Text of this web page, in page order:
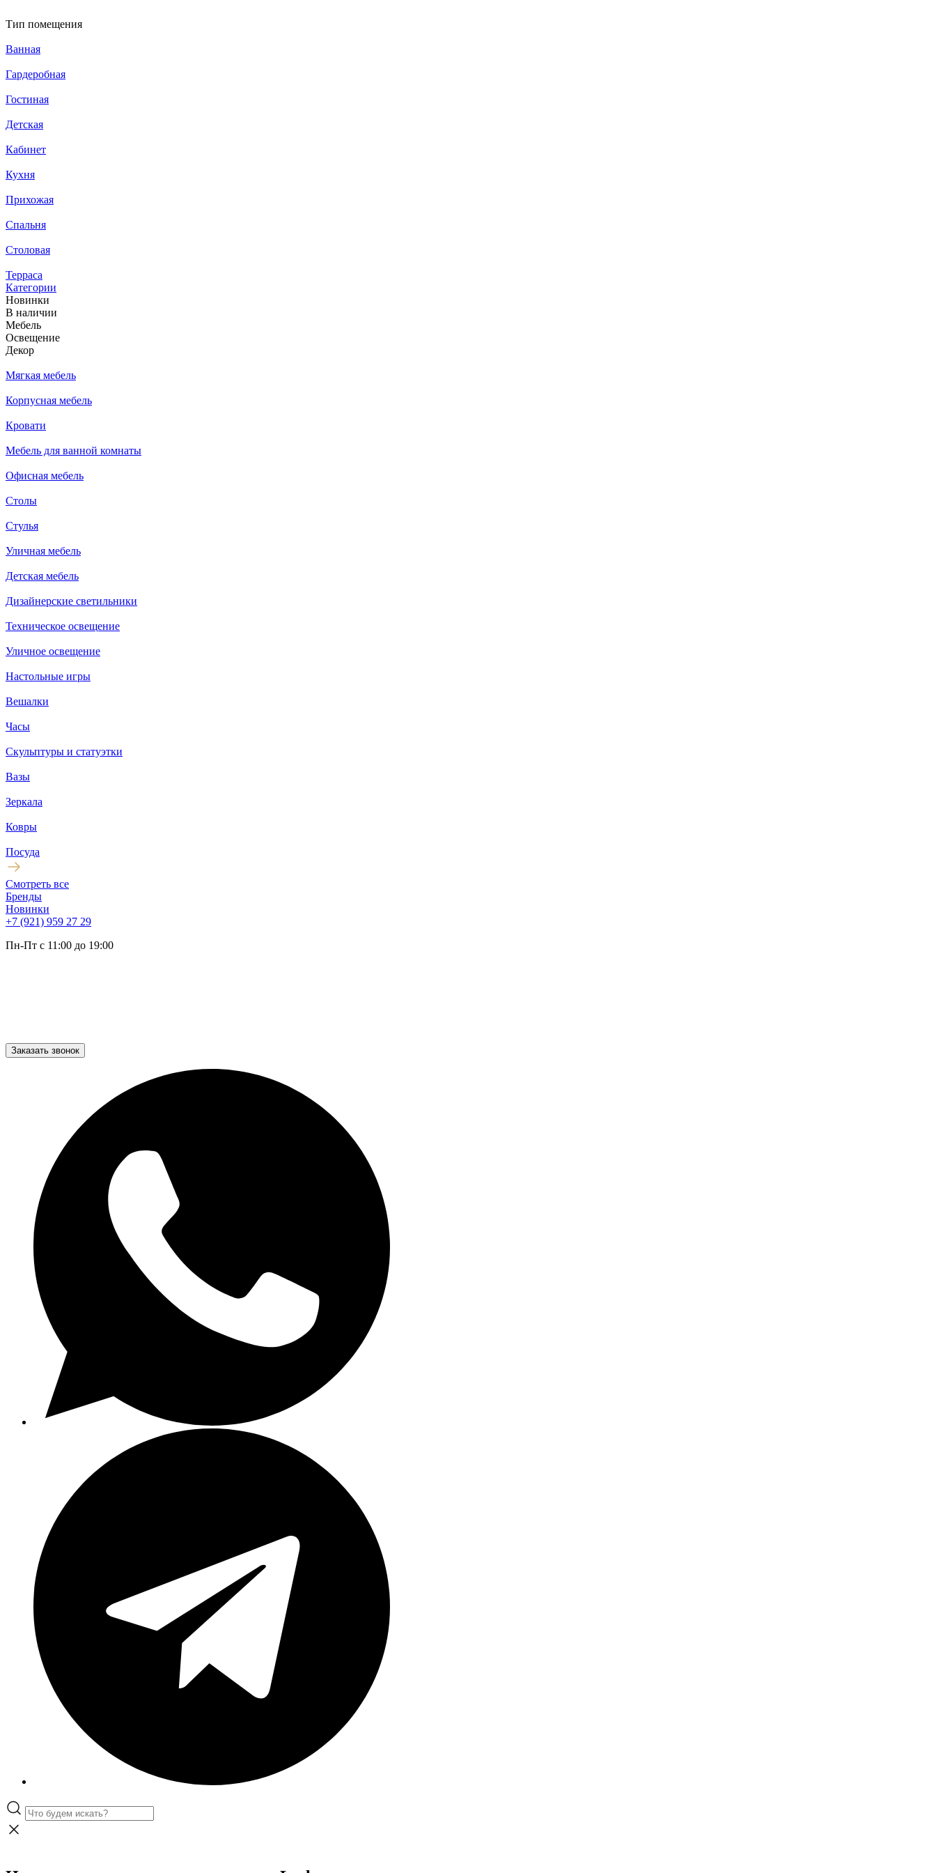
Тип помещения
Ванная
Гардеробная
Гостиная
Детская
Кабинет
Кухня
Прихожая
Спальня
Столовая
Терраса
Категории
Новинки
В наличии
Мебель
Освещение
Декор
Мягкая мебель
Корпусная мебель
Кровати
Мебель для ванной комнаты
Офисная мебель
Столы
Стулья
Уличная мебель
Детская мебель
Дизайнерские светильники
Техническое освещение
Уличное освещение
Настольные игры
Вешалки
Часы
Скульптуры и статуэтки
Вазы
Зеркала
Ковры
Посуда
Смотреть все
Бренды
Новинки
+7 (921) 959 27 29
Пн-Пт с 11:00 до 19:00
Заказать звонок